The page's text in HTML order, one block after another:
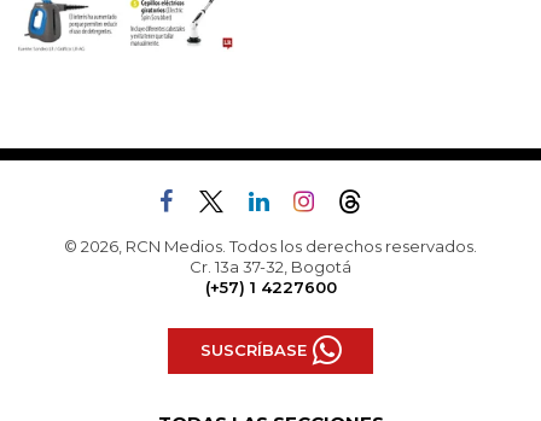
© 2026, RCN Medios. Todos los derechos reservados.
Cr. 13a 37-32, Bogotá
(+57) 1 4227600
SUSCRÍBASE